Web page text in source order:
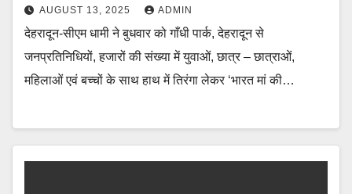
AUGUST 13, 2025 ADMIN
देहरादून-सीएम धामी ने बुधवार को गाँधी पार्क, देहरादून से
जनप्रतिनिधियों, हजारों की संख्या में युवाओं, छात्र – छात्राओं,
महिलाओं एवं बच्चों के साथ हाथ में तिरंगा लेकर ‘भारत मां की…